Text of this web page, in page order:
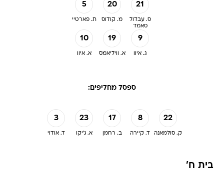
5
ת. פארטיי
20
מ. קודוס
21
ס. עבדול
סאמד
10
א. איוו
19
א. וויליאמס
9
ג. איוו
ספסל מחליפים:
3
ד. אודוי
23
א. ג'יקו
17
ב. רחמן
8
ד. קיירה
22
ק. סולמאנה
בית ח'